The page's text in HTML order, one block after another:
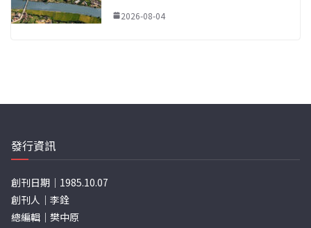
2026-08-04
發行資訊
創刊日期｜1985.10.07
創刊人｜李銓
總編輯｜樊中原